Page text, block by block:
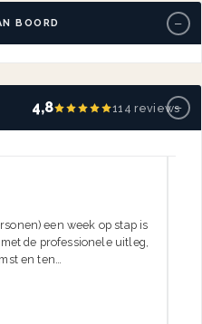
4,8 114 reviews−
een week op stap is
de professionele uitleg,
en ten…
BOORD −